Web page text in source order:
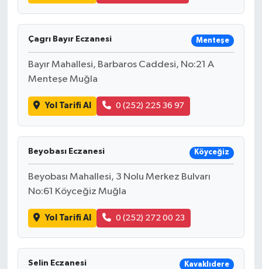
Çagrı Bayır Eczanesi Menteşe
Bayır Mahallesi, Barbaros Caddesi, No:21 A
Menteşe Muğla
Yol Tarifi Al 0 (252) 225 36 97
Beyobası Eczanesi Köyceğiz
Beyobası Mahallesi, 3 Nolu Merkez Bulvarı
No:61 Köyceğiz Muğla
Yol Tarifi Al 0 (252) 272 00 23
Selin Eczanesi Kavaklıdere